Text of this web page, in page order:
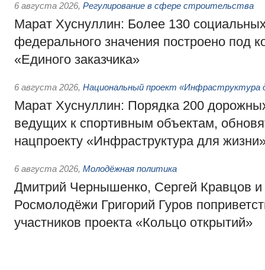
6 августа 2026, Регулирование в сфере строительства
Марат Хуснуллин: Более 130
федерального значения построено под
«Единого заказчика»
6 августа 2026, Национальный проект «Инфраструктура
Марат Хуснуллин: Порядка 200
ведущих к спортивным объектам,
нацпроекту «Инфраструктура для
6 августа 2026, Молодёжная политика
Дмитрий Чернышенко, Сергей Кравцов и
Росмолодёжи Григорий Гуров
участников проекта «Кольцо открытий»